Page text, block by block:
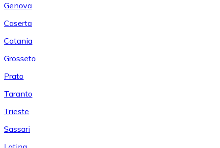
Genova
Caserta
Catania
Grosseto
Prato
Taranto
Trieste
Sassari